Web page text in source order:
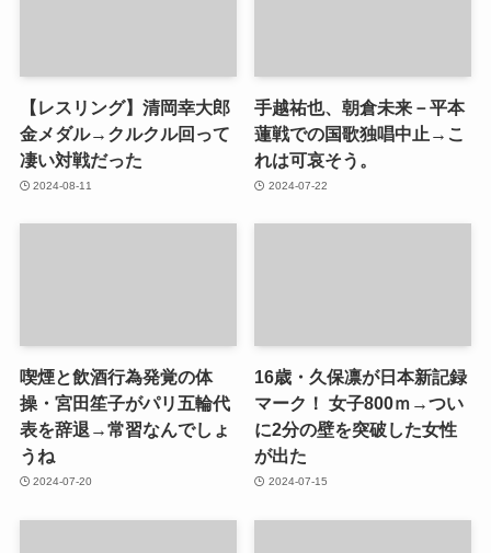
【レスリング】清岡幸大郎
金メダル→クルクル回って
凄い対戦だった
2024-08-11
手越祐也、朝倉未来－平本
蓮戦での国歌独唱中止→こ
れは可哀そう。
2024-07-22
喫煙と飲酒行為発覚の体
操・宮田笙子がパリ五輪代
表を辞退→常習なんでしょ
うね
2024-07-20
16歳・久保凛が日本新記録
マーク！ 女子800ｍ→つい
に2分の壁を突破した女性
が出た
2024-07-15